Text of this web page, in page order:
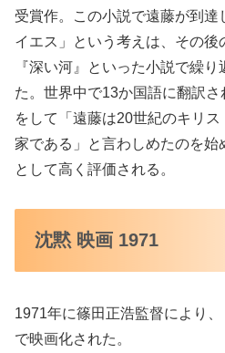
受賞作。この小説で遠藤が到
イエス」という考えは、その後
『深い河』といった小説で繰
た。世界中で13か国語に翻訳
をして「遠藤は20世紀のキリ
家である」と言わしめたのを
として高く評価される。
沈黙 映画 1971
1971年に篠田正浩監督により
で映画化された。